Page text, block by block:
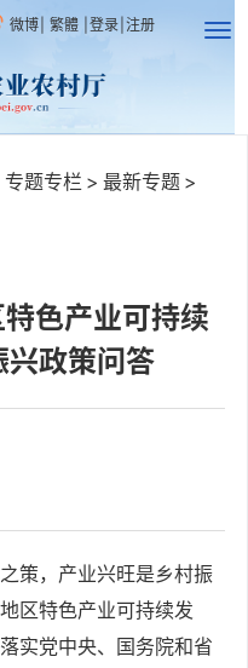
微博 繁體 登录 注册
专题专栏 > 最新专题 >
色产业可持续
兴政策问答
策，产业兴旺是乡村振
区特色产业可持续发
实党中央、国务院和省